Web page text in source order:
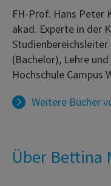
FH-Prof. Hans Peter
akad. Experte in der
(Bachelor), Lehre
Hochschule Campus
Weitere Bücher
Über Bettina